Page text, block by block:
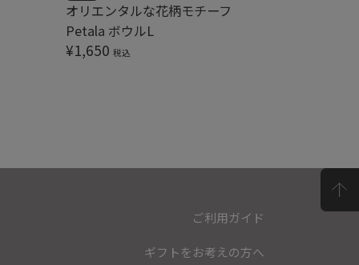
Petala ボウルL
¥1,650 税込
オリエンタルな花柄モチーフ
ご利用ガイド
ギフトをお考えの方へ